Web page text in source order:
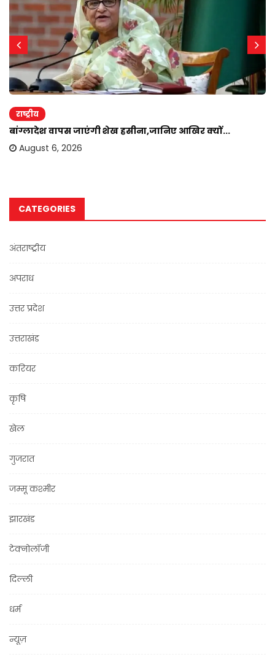
राष्ट्रीय
बांग्लादेश वापस जाएंगी शेख हसीना,जानिए आखिर क्यों...
August 6, 2026
CATEGORIES
अंतराष्ट्रीय
अपराध
उत्तर प्रदेश
उत्तराखंड
करियर
कृषि
खेल
गुजरात
जम्मू कश्मीर
झारखंड
टेक्नोलॉजी
दिल्ली
धर्म
न्यूज़